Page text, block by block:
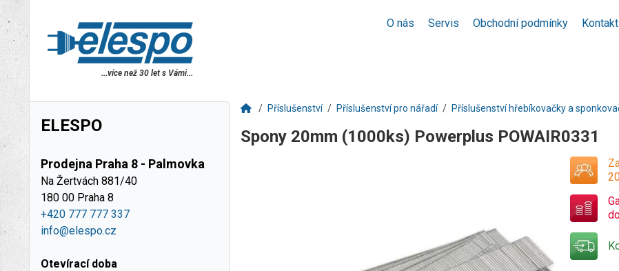
O nás Servis Obchodní podmínky Kontakt
...více než 30 let s Vámi...
ELESPO
Prodejna Praha 8 - Palmovka
Na Žertvách 881/40
180 00 Praha 8
+420 777 777 337
info@elespo.cz
Otevírací doba
Příslušenství Příslušenství pro nářadí Příslušenství hřebíkovačky a
Spony 20mm (1000ks) Powerplus POWAIR0331